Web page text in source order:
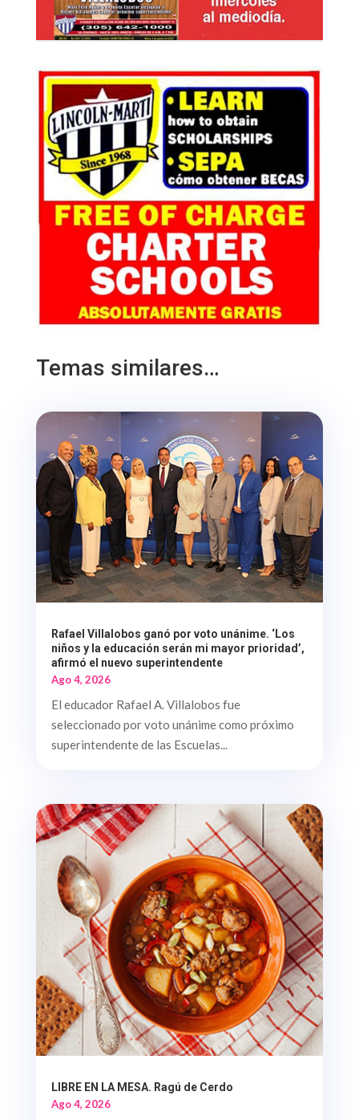
Temas similares…
Rafael Villalobos ganó por voto unánime. ‘Los
niños y la educación serán mi mayor prioridad’,
afirmó el nuevo superintendente
Ago 4, 2026
El educador Rafael A. Villalobos fue
seleccionado por voto unánime como próximo
superintendente de las Escuelas...
LIBRE EN LA MESA. Ragú de Cerdo
Ago 4, 2026